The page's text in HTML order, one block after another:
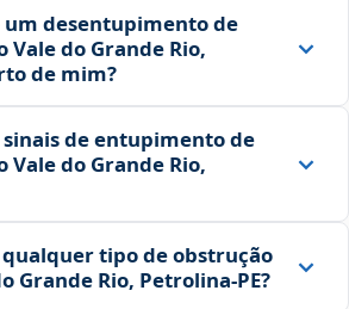
um desentupimento de
Vale do Grande Rio,
de mim?
de entupimento de
Vale do Grande Rio,
tipo de obstrução
Grande Rio, Petrolina‑PE?